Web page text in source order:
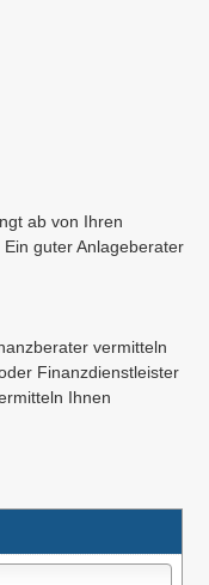
ab von Ihren
guter Anlageberater
vermitteln
Finanzdienstleister
Ihnen